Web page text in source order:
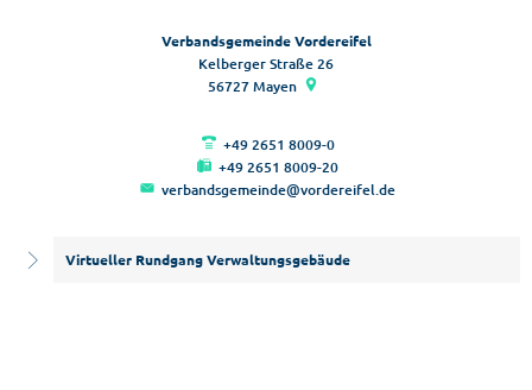
Verbandsgemeinde Vordereifel
Kelberger Straße 26
56727 Mayen
+49 2651 8009-0
+49 2651 8009-20
verbandsgemeinde@vordereifel.de
Virtueller Rundgang Verwaltungsgebäude